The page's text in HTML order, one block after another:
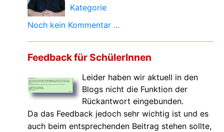
Kategorie
Noch kein Kommentar ...
Feedback für SchülerInnen
Leider haben wir aktuell in den
Blogs nicht die Funktion der
Rückantwort eingebunden.
Da das Feedback jedoch sehr wichtig ist und es
auch beim entsprechenden Beitrag stehen sollte,